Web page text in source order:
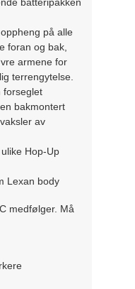
batteripakken
på alle
foran og bak,
armene for
terrengytelse.
forseglet
bakmontert
av
Hop-Up
Lexan body
medfølger. Må